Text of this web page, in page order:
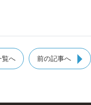
覧へ 前の記事へ